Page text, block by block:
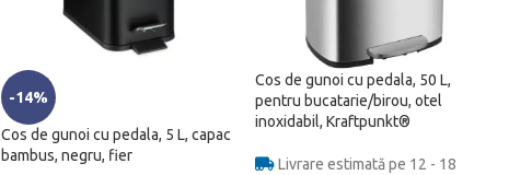
-14%
Cos de gunoi cu pedala, 5 L, capac
bambus, negru, fier
Cos de gunoi cu pedala, 50 L,
pentru bucatarie/birou, otel
inoxidabil, Kraftpunkt®
Livrare estimată pe 12 - 18